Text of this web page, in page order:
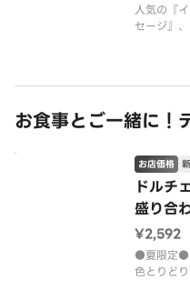
人気の『
セージ』
お食事とご一緒に！
ドルチ
盛り合
お店価格
¥2,592
●夏限定●
色とりど